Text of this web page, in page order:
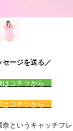
セージを送る／
はコチラから
はコチラから
というキャッチフ